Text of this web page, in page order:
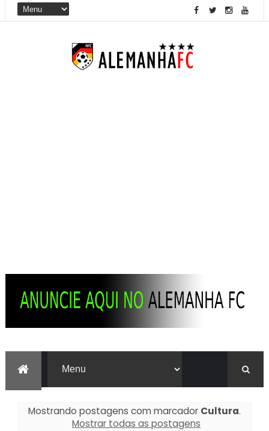
Mostrando postagens com marcador Cultura.
Mostrar todas as postagens